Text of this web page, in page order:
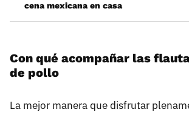
cena mexicana en casa
Con qué acompañar las
de pollo
La mejor manera que disfrutar